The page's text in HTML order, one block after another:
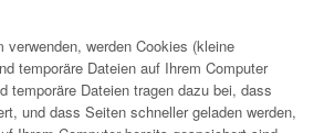
werden Cookies (kleine
temporäre Dateien auf Ihrem Computer
temporäre Dateien tragen dazu bei, dass
und dass Seiten schneller geladen werden,